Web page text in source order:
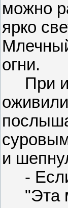
можно
ярко
огни.
При их
и
- Если
"Эта